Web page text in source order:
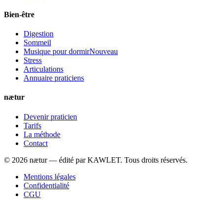
Bien-être
Digestion
Sommeil
Musique pour dormirNouveau
Stress
Articulations
Annuaire praticiens
nætur
Devenir praticien
Tarifs
La méthode
Contact
© 2026 nætur — édité par KAWLET. Tous droits réservés.
Mentions légales
Confidentialité
CGU